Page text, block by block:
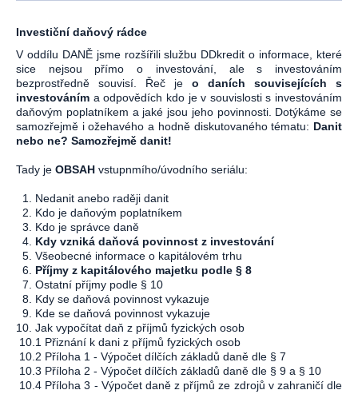
Investiční daňový rádce
V oddílu DANĚ jsme rozšířili službu DDkredit o informace, které
sice nejsou přímo o investování, ale s investováním
bezprostředně souvisí. Řeč je o daních souvisejících s
investováním a odpovědích kdo je v souvislosti s investováním
daňovým poplatníkem a jaké jsou jeho povinnosti. Dotýkáme se
samozřejmě i ožehavého a hodně diskutovaného tématu: Danit
nebo ne? Samozřejmě danit!
Tady je OBSAH vstupnmího/úvodního seriálu:
1. Nedanit anebo raději danit
2. Kdo je daňovým poplatníkem
3. Kdo je správce daně
4. Kdy vzniká daňová povinnost z investování
5. Všeobecné informace o kapitálovém trhu
6. Příjmy z kapitálového majetku podle § 8
7. Ostatní příjmy podle § 10
8. Kdy se daňová povinnost vykazuje
9. Kde se daňová povinnost vykazuje
10. Jak vypočítat daň z příjmů fyzických osob
10.1 Přiznání k dani z příjmů fyzických osob
10.2 Příloha 1 - Výpočet dílčích základů daně dle § 7
10.3 Příloha 2 - Výpočet dílčích základů daně dle § 9 a § 10
10.4 Příloha 3 - Výpočet daně z příjmů ze zdrojů v zahraničí dle